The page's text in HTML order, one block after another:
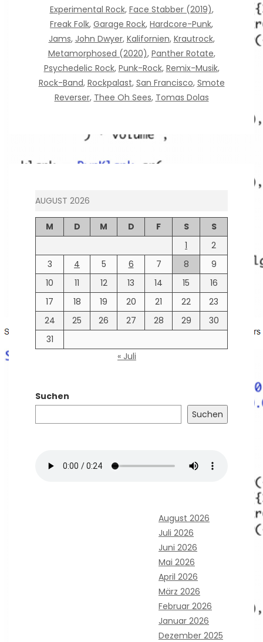
Experimental Rock, Face Stabber (2019),
Freak Folk, Garage Rock, Hardcore-Punk,
Jams, John Dwyer, Kalifornien, Krautrock,
Metamorphosed (2020), Panther Rotate,
Psychedelic Rock, Punk-Rock, Remix-Musik,
Rock-Band, Rockpalast, San Francisco, Smote
Reverser, Thee Oh Sees, Tomas Dolas
AUGUST 2026
M D M D F S
S
1
2
3
4 5 6 7 8
9
10
11 12 13 14 15
16
17
18 19 20 21 22
23
24
25 26 27 28 29
30
31
« Juli
Suchen
Suchen
August 2026
Juli 2026
Juni 2026
Mai 2026
April 2026
März 2026
Februar 2026
Januar 2026
Dezember 2025